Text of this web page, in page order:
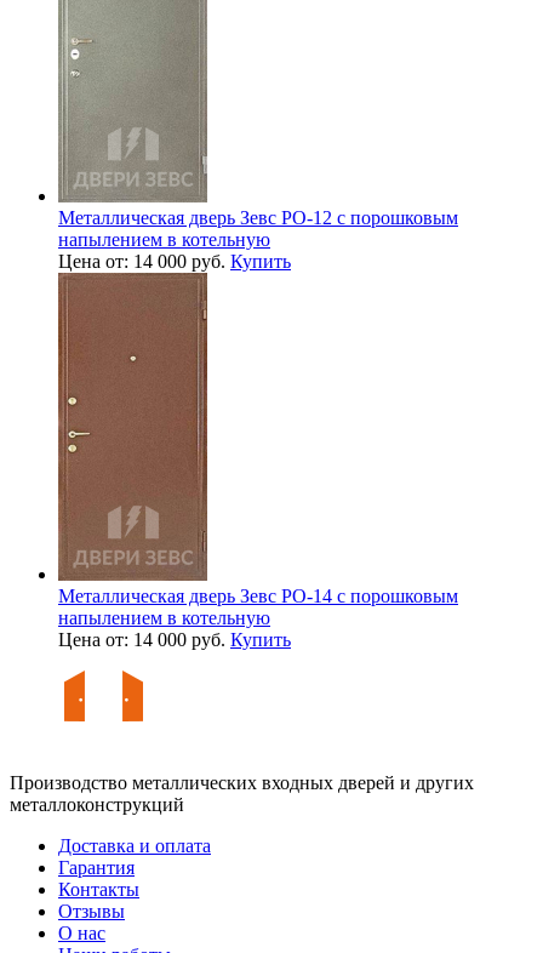
Металлическая дверь Зевс PO-12 с порошковым
напылением в котельную
Цена от: 14 000 руб. Купить
Металлическая дверь Зевс PO-14 с порошковым
напылением в котельную
Цена от: 14 000 руб. Купить
Производство металлических входных дверей и других
металлоконструкций
Доставка и оплата
Гарантия
Контакты
Отзывы
О нас